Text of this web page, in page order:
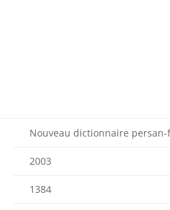
Nouveau dictionnaire persan-
2003
1384